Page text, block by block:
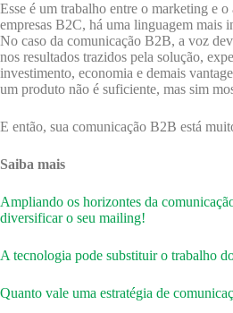
Esse é um trabalho entre o marketing e o
empresas B2C, há uma linguagem mais
No caso da comunicação B2B, a voz
nos resultados trazidos pela solução,
investimento, economia e demais
um produto não é suficiente, mas sim
E então, sua comunicação B2B está
Saiba mais
Ampliando os horizontes da
diversificar o seu mailing!
A tecnologia pode substituir o trabalho
Quanto vale uma estratégia de